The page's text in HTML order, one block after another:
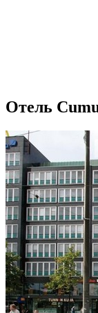
Отель